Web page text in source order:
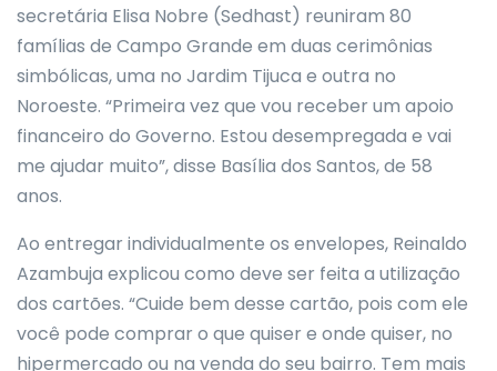
secretária Elisa Nobre (Sedhast) reuniram 80
famílias de Campo Grande em duas cerimônias
simbólicas, uma no Jardim Tijuca e outra no
Noroeste. “Primeira vez que vou receber um apoio
financeiro do Governo. Estou desempregada e vai
me ajudar muito”, disse Basília dos Santos, de 58
anos.
Ao entregar individualmente os envelopes, Reinaldo
Azambuja explicou como deve ser feita a utilização
dos cartões. “Cuide bem desse cartão, pois com ele
você pode comprar o que quiser e onde quiser, no
hipermercado ou na venda do seu bairro. Tem mais